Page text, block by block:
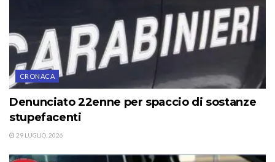
CRONACA
Denunciato 22enne per spaccio di sostanze
stupefacenti
29 LUGLIO, 2026